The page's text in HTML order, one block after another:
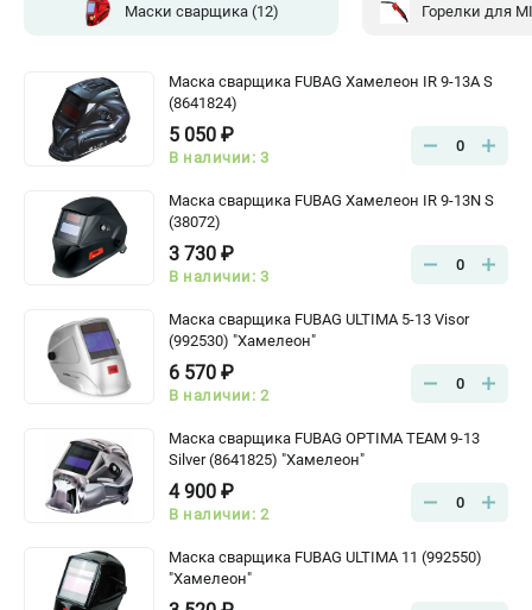
Маски сварщика (12) Горелки для
Маска сварщика FUBAG Хамелеон IR 9-13A S
(8641824)
5 050 ₽
В наличии: 3
0
Маска сварщика FUBAG Хамелеон IR 9-13N S
(38072)
3 730 ₽
В наличии: 3
0
Маска сварщика FUBAG ULTIMA 5-13 Visor
(992530) "Хамелеон"
6 570 ₽
В наличии: 2
0
Маска сварщика FUBAG OPTIMA TEAM 9-13
Silver (8641825) "Хамелеон"
4 900 ₽
В наличии: 2
0
Маска сварщика FUBAG ULTIMA 11 (992550)
"Хамелеон"